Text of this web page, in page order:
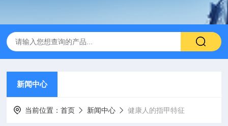
新闻中心
当前位置：首页 新闻中心 健康人的指甲特征